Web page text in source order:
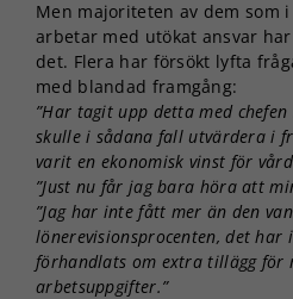
Men majoriteten av dem som
arbetar med utökat ansvar
det. Flera har försökt lyfta
med blandad framgång:
”Har tagit upp detta med
skulle i sådana fall utvärdera i
varit en ekonomisk vinst för
”Just nu får jag bara höra att
”Jag har inte fått mer än den
lönerevisionsprocenten, det har
förhandlats om extra tillägg för
arbetsuppgifter.”